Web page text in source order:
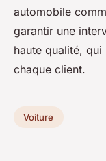
automobile
garantir une
haute qualité,
chaque client.
Voiture